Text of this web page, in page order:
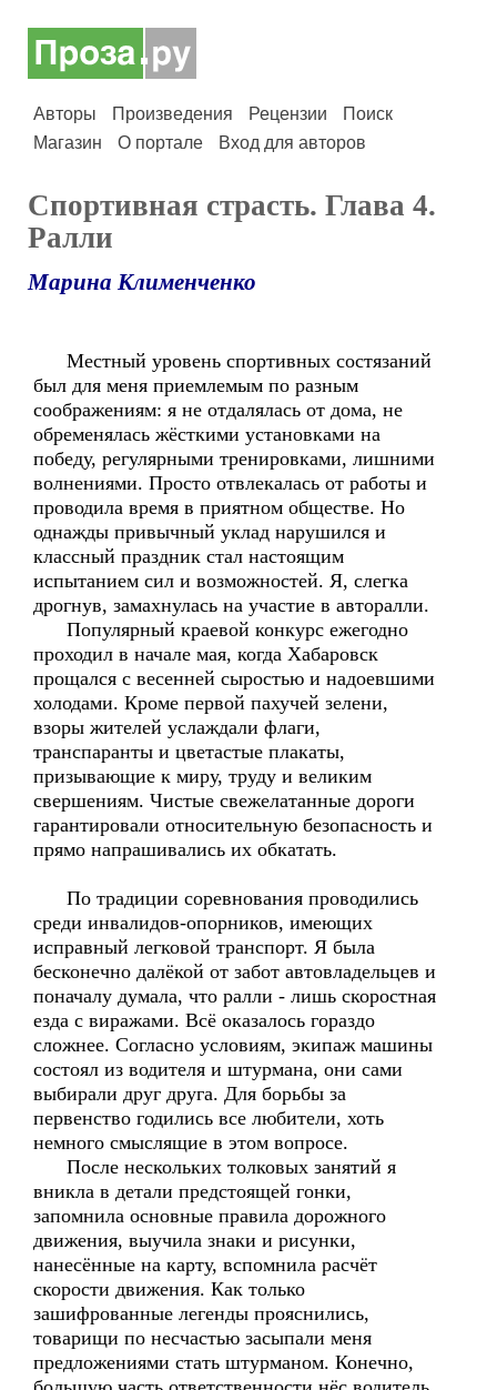
Авторы Произведения Рецензии
Поиск
Магазин
О портале Вход для авторов
Спортивная страсть. Глава 4.
Ралли
Марина Клименченко
Местный уровень спортивных состязаний
был для меня приемлемым по разным
соображениям: я не отдалялась от дома, не
обременялась жёсткими установками на
победу, регулярными тренировками, лишними
волнениями. Просто отвлекалась от работы и
проводила время в приятном обществе. Но
однажды привычный уклад нарушился и
классный праздник стал настоящим
испытанием сил и возможностей. Я, слегка
дрогнув, замахнулась на участие в авторалли.
Популярный краевой конкурс ежегодно
проходил в начале мая, когда Хабаровск
прощался с весенней сыростью и надоевшими
холодами. Кроме первой пахучей зелени,
взоры жителей услаждали флаги,
транспаранты и цветастые плакаты,
призывающие к миру, труду и великим
свершениям. Чистые свежелатанные дороги
гарантировали относительную безопасность и
прямо напрашивались их обкатать.
По традиции соревнования проводились
среди инвалидов-опорников, имеющих
исправный легковой транспорт. Я была
бесконечно далёкой от забот автовладельцев и
поначалу думала, что ралли - лишь скоростная
езда с виражами. Всё оказалось гораздо
сложнее. Согласно условиям, экипаж машины
состоял из водителя и штурмана, они сами
выбирали друг друга. Для борьбы за
первенство годились все любители, хоть
немного смыслящие в этом вопросе.
После нескольких толковых занятий я
вникла в детали предстоящей гонки,
запомнила основные правила дорожного
движения, выучила знаки и рисунки,
нанесённые на карту, вспомнила расчёт
скорости движения. Как только
зашифрованные легенды прояснились,
товарищи по несчастью засыпали меня
предложениями стать штурманом. Конечно,